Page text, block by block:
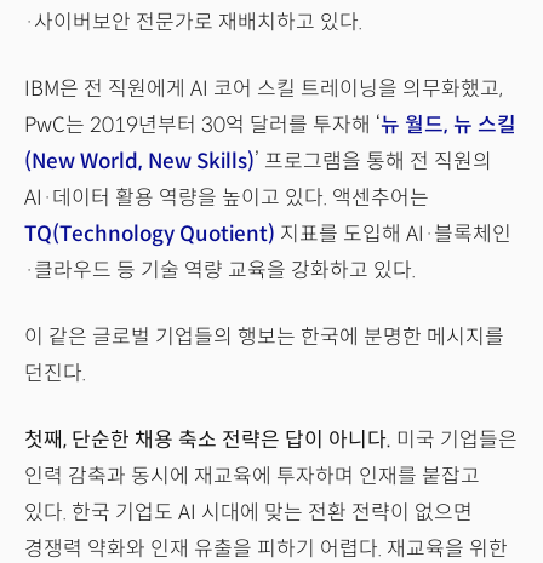
·사이버보안 전문가로 재배치하고 있다.
IBM은 전 직원에게 AI 코어 스킬 트레이닝을 의무화했고,
PwC는 2019년부터 30억 달러를 투자해 ‘뉴 월드, 뉴 스킬
(New World, New Skills)’ 프로그램을 통해 전 직원의
AI·데이터 활용 역량을 높이고 있다. 액센추어는
TQ(Technology Quotient) 지표를 도입해 AI·블록체인
·클라우드 등 기술 역량 교육을 강화하고 있다.
이 같은 글로벌 기업들의 행보는 한국에 분명한 메시지를
던진다.
첫째, 단순한 채용 축소 전략은 답이 아니다. 미국 기업들은
인력 감축과 동시에 재교육에 투자하며 인재를 붙잡고
있다. 한국 기업도 AI 시대에 맞는 전환 전략이 없으면
경쟁력 약화와 인재 유출을 피하기 어렵다. 재교육을 위한